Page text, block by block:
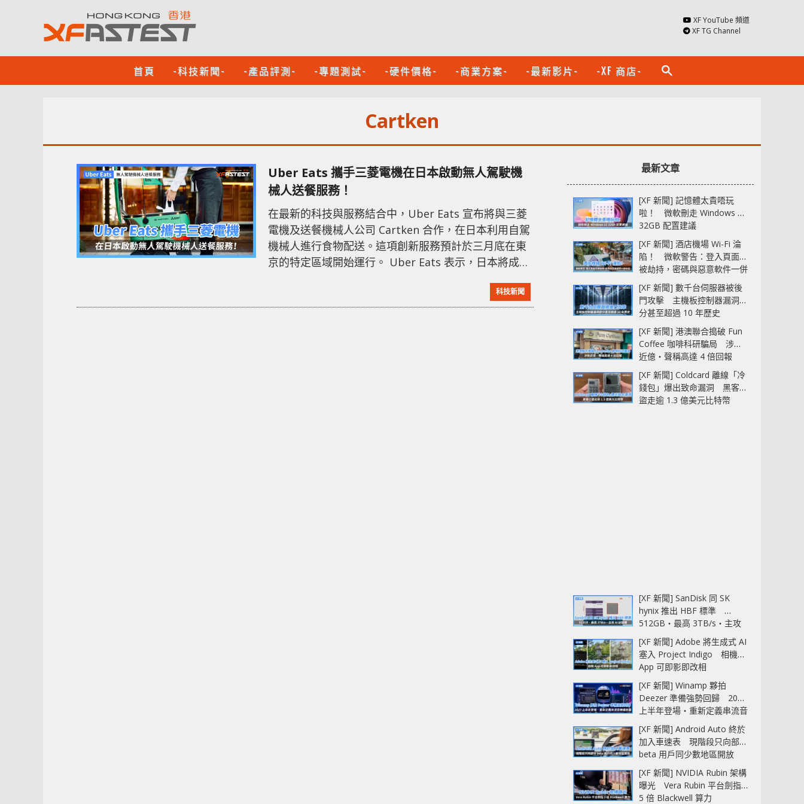
XF YouTube 頻道
XF TG Channel
首頁 -科技新聞- -產品評測- -專題測試- -硬件價格- -商業方案- -最新影片- -XF 商店- search
Cartken
Uber Eats 攜手三菱電機在日本啟動無人駕駛機
械人送餐服務！
在最新的科技與服務結合中，Uber Eats 宣布將與三菱
電機及送餐機械人公司 Cartken 合作，在日本利用自駕
機械人進行食物配送。這項創新服務預計於三月底在東
京的特定區域開始運行。 Uber Eats 表示，日本將成為
美國的少數城市。Cartken 於 2019 年在加州奧克蘭由
前谷歌員工創立，其研發的「Model C」機械人能夠使
科技新聞
最新文章
[XF 新聞] 記憶體太貴唔玩
啦！ 微軟刪走 Windows 11
32GB 配置建議
[XF 新聞] 酒店機場 Wi-Fi 淪
陷！ 微軟警告：登入頁面可
被劫持，密碼與惡意軟件一併
中招
[XF 新聞] 數千台伺服器被後
門攻擊 主機板控制器漏洞部
分甚至超過 10 年歷史
[XF 新聞] 港澳聯合搗破 Fun
Coffee 咖啡科研騙局 涉款
近億‧聲稱高達 4 倍回報
[XF 新聞] Coldcard 離線「冷
錢包」爆出致命漏洞 黑客已
盜走逾 1.3 億美元比特幣
[XF 新聞] SanDisk 同 SK
hynix 推出 HBF 標準
512GB‧最高 3TB/s‧主攻
AI 記憶體
[XF 新聞] Adobe 將生成式 AI
塞入 Project Indigo 相機
App 可即影即改相
[XF 新聞] Winamp 夥拍
Deezer 準備強勢回歸 2027
上半年登場‧重新定義串流音
樂播放器
[XF 新聞] Android Auto 終於
加入車速表 現階段只向部分
beta 用戶同少數地區開放
[XF 新聞] NVIDIA Rubin 架構
曝光 Vera Rubin 平台劍指
5 倍 Blackwell 算力